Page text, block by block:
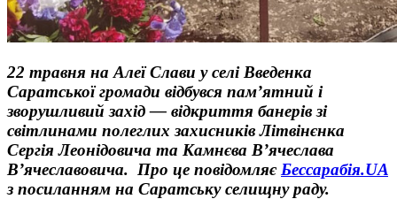
22 травня на Алеї Слави у селі Введенка
Саратської громади відбувся пам’ятний і
зворушливий захід — відкриття банерів зі
світлинами полеглих захисників Літвінєнка
Сергія Леонідовича та Камнєва В’ячеслава
В’ячеславовича. Про це повідомляє Бессарабія.UA
з посиланням на Саратську селищну раду.